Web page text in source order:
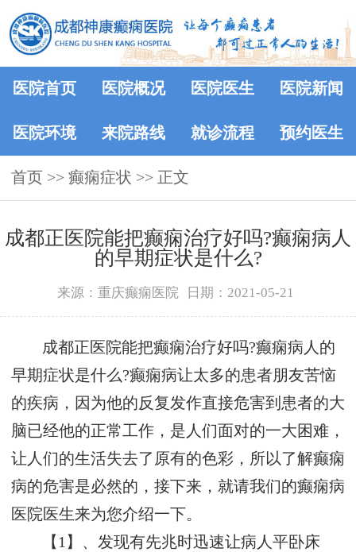
医院首页 医院概况 医院医生 医院新闻
医院环境 来院路线 就诊流程 预约医生
首页 >> 癫痫症状 >> 正文
​成都正医院能把癫痫治疗好吗?癫痫病人
的早期症状是什么?
来源：重庆癫痫医院 日期：2021-05-21
成都正医院能把癫痫治疗好吗?癫痫病人的
早期症状是什么?癫痫病让太多的患者朋友苦恼
的疾病，因为他的反复发作直接危害到患者的大
脑已经他的正常工作，是人们面对的一大困难，
让人们的生活失去了原有的色彩，所以了解癫痫
病的危害是必然的，接下来，就请我们的癫痫病
医院医生来为您介绍一下。
【1】、发现有先兆时迅速让病人平卧床